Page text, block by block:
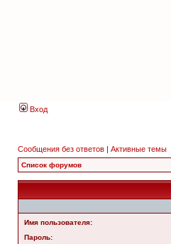
Вход
Сообщения без ответов | Активные темы
Список форумов
Имя пользователя:
Пароль: